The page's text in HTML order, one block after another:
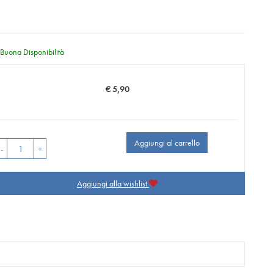
Buona Disponibilità
Prezzo
€ 5,90
- +
Aggiungi al carrello
Aggiungi alla wishlist